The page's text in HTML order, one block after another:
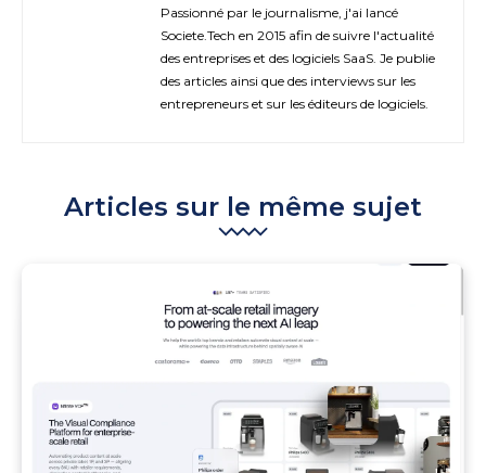
Passionné par le journalisme, j'ai lancé
Societe.Tech en 2015 afin de suivre l'actualité
des entreprises et des logiciels SaaS. Je publie
des articles ainsi que des interviews sur les
entrepreneurs et sur les éditeurs de logiciels.
Articles sur le même sujet